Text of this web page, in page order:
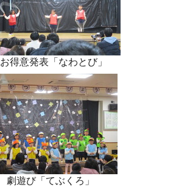
お得意発表「なわとび」
劇遊び「てぶくろ」